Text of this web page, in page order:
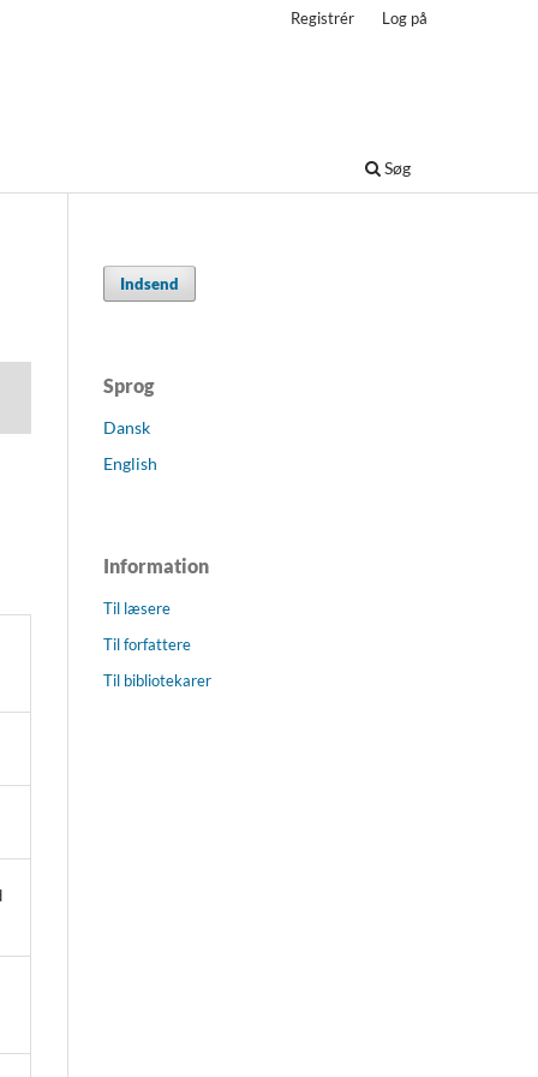
Søg
Registrér Log på
Indsend
Sprog
Dansk
English
Information
Til læsere
Til forfattere
Til bibliotekarer